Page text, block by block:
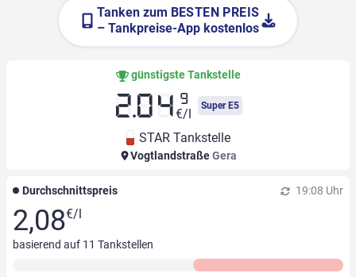
Tanken zum BESTEN PREIS
– Tankpreise-App kostenlos
günstigste Tankstelle
2.04 9
€/l
Super E5
STAR Tankstelle
VogtlandstraßeGera
Durchschnittspreis 19:08 Uhr
2,08€/l
basierend auf 11 Tankstellen